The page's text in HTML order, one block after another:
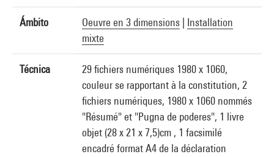
Ámbito Oeuvre en 3 dimensions
Installation
mixte
Técnica
29 fichiers numériques 1980 x 1060,
couleur se rapportant à la constitution, 2
fichiers numériques, 1980 x 1060 nommés
"Résumé" et "Pugna de poderes", 1 livre
objet (28 x 21 x 7,5)cm , 1 facsimilé
encadré format A4 de la déclaration